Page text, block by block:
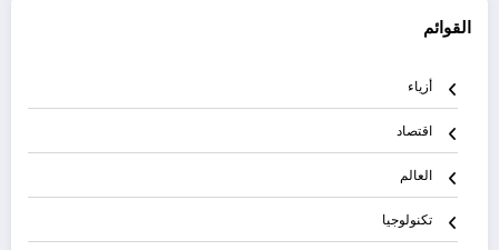
القوائم
أزياء
اقتصاد
العالم
تكنولوجيا